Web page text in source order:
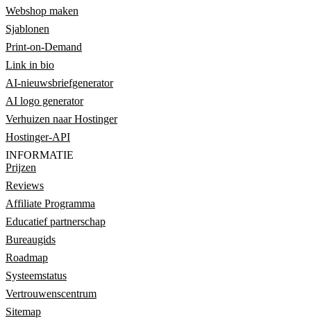
Webshop maken
Sjablonen
Print-on-Demand
Link in bio
AI-nieuwsbriefgenerator
AI logo generator
Verhuizen naar Hostinger
Hostinger-API
INFORMATIE
Prijzen
Reviews
Affiliate Programma
Educatief partnerschap
Bureaugids
Roadmap
Systeemstatus
Vertrouwenscentrum
Sitemap